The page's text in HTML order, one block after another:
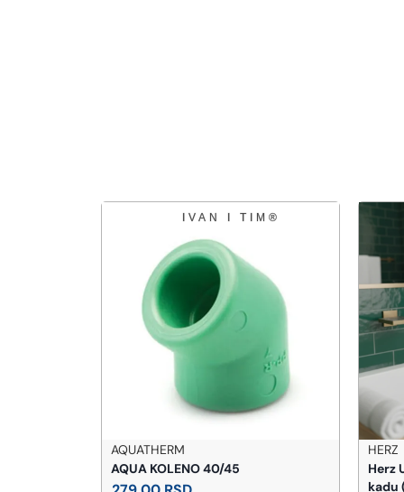
AQUATHERM
AQUA KOLENO 40/45
HERZ
Herz
kadu